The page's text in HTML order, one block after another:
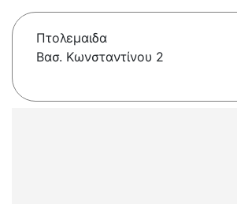
Πτολεμαιδα
Βασ. Κωνσταντίνου 2